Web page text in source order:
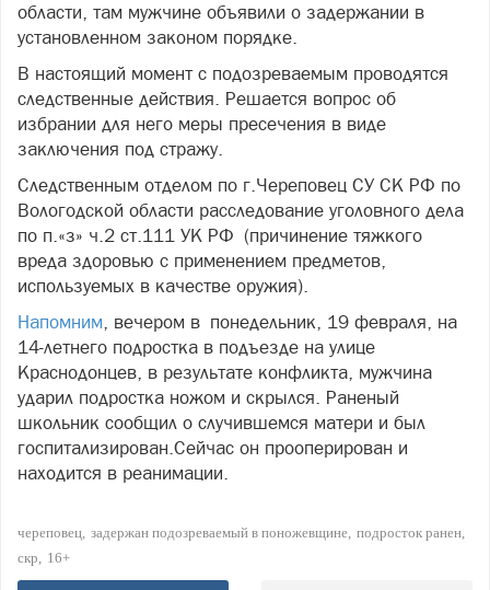
области, там мужчине объявили о задержании в
установленном законом порядке.
В настоящий момент с подозреваемым проводятся
следственные действия. Решается вопрос об
избрании для него меры пресечения в виде
заключения под стражу.
Следственным отделом по г.Череповец СУ СК РФ по
Вологодской области расследование уголовного дела
по п.«з» ч.2 ст.111 УК РФ (причинение тяжкого
вреда здоровью с применением предметов,
используемых в качестве оружия).
Напомним, вечером в понедельник, 19 февраля, на
14-летнего подростка в подъезде на улице
Краснодонцев, в результате конфликта, мужчина
ударил подростка ножом и скрылся. Раненый
школьник сообщил о случившемся матери и был
госпитализирован.Сейчас он прооперирован и
находится в реанимации.
череповец задержан подозреваемый в поножевщине подросток ранен
скр
16+